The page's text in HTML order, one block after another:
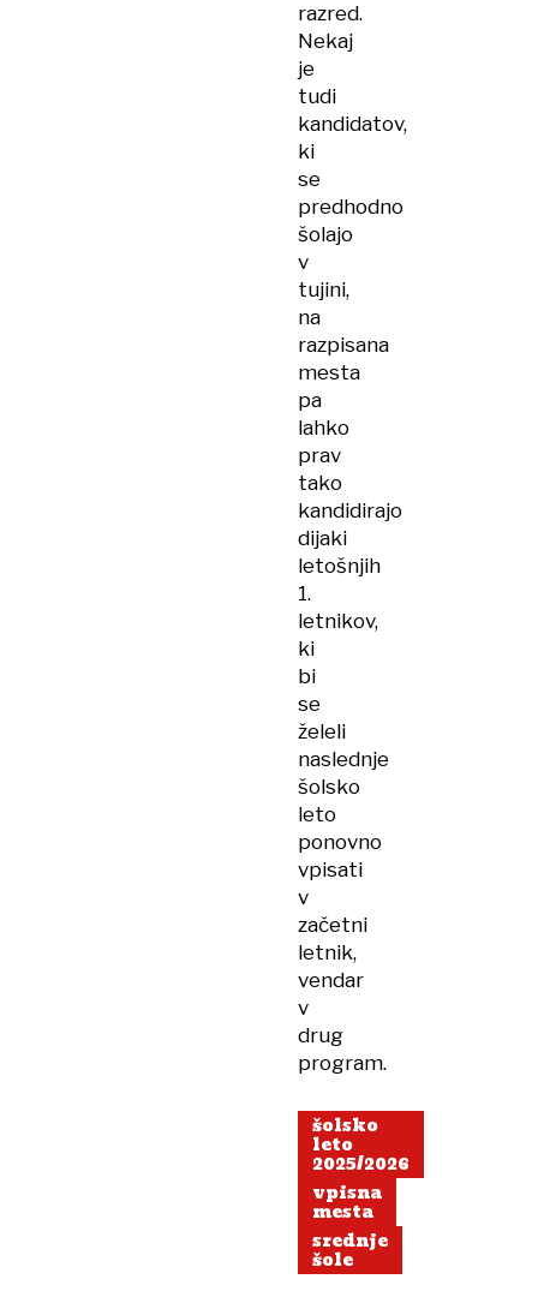
razred.
Nekaj
je
tudi
kandidatov,
ki
se
predhodno
šolajo
v
tujini,
na
razpisana
mesta
pa
lahko
prav
tako
kandidirajo
dijaki
letošnjih
1.
letnikov,
ki
bi
se
želeli
naslednje
šolsko
leto
ponovno
vpisati
v
začetni
letnik,
vendar
v
drug
program.
šolsko
leto
2025/2026
vpisna
mesta
srednje
šole